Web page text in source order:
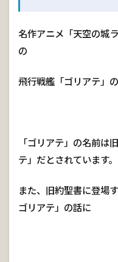
名作アニメ「天空の城
の
飛行戦艦「ゴリアテ」
「ゴリアテ」の名前は
テ」だとされています。
また、旧約聖書に登場
ゴリアテ」の話に